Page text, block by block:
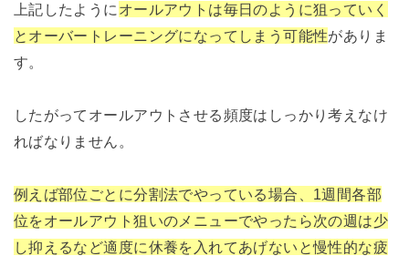
上記したように オールアウトは毎日のように狙っていく
とオーバートレーニングになってしまう可能性がありま
す。
したがってオールアウトさせる頻度はしっかり考えなけ
ればなりません。
例えば部位ごとに分割法でやっている場合、1週間各部
位をオールアウト狙いのメニューでやったら次の週は少
し抑えるなど適度に休養を入れてあげないと慢性的な疲